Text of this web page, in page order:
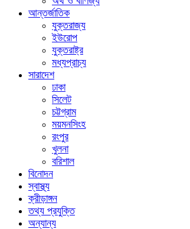
আন্তর্জাতিক
যুক্তরাজ্য
ইউরোপ
যুক্তরাষ্ট্র
মধ্যপ্রাচ্য
সারাদেশ
ঢাকা
সিলেট
চট্টগ্রাম
ময়মনসিংহ
রংপুর
খুলনা
বরিশাল
বিনোদন
স্বাস্থ্য
ক্রীড়াঙ্গন
তথ্য প্রযুক্তি
অন্যান্য